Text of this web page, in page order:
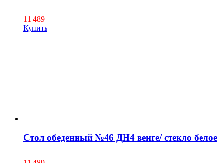
11 489
Купить
Стол обеденный №46 ДН4 венге/ стекло белое